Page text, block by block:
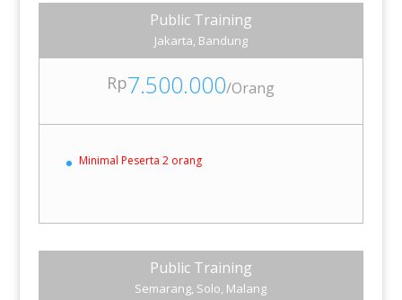
Public Training
Jakarta, Bandung
Rp7.500.000/Orang
Minimal Peserta 2 orang
Public Training
Semarang, Solo, Malang